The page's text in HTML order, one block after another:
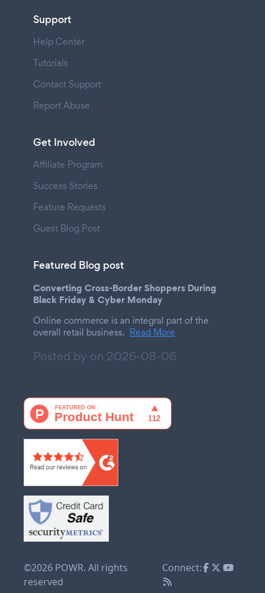
Support
Help Center
Tutorials
Contact Support
Report Abuse
Get Involved
Affiliate Program
Success Stories
Feature Requests
Guest Blog Post
Featured Blog post
Converting Cross-Border Shoppers During
Black Friday & Cyber Monday
Online commerce is an integral part of the
overall retail business. Read More
Posted by on 2026-08-06
©2026 POWR. All rights
reserved
Connect: